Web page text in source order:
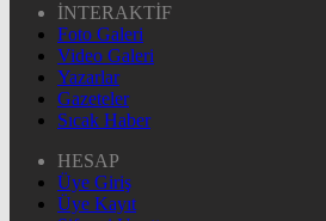
İNTERAKTİF
Foto Galeri
Video Galeri
Yazarlar
Gazeteler
Sıcak Haber
HESAP
Üye Giriş
Üye Kayıt